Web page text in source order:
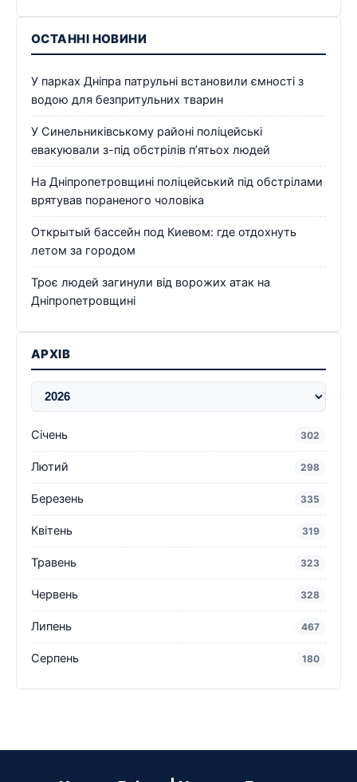
ОСТАННІ НОВИНИ
У парках Дніпра патрульні встановили ємності з
водою для безпритульних тварин
У Синельниківському районі поліцейські
евакуювали з-під обстрілів п’ятьох людей
На Дніпропетровщині поліцейський під обстрілами
врятував пораненого чоловіка
Открытый бассейн под Киевом: где отдохнуть
летом за городом
Троє людей загинули від ворожих атак на
Дніпропетровщині
АРХІВ
Січень 302
Лютий 298
Березень 335
Квітень 319
Травень 323
Червень 328
Липень 467
Серпень 180